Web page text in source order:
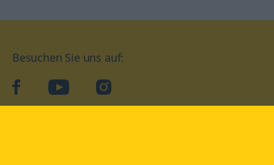
Besuchen Sie uns auf:
facebookYouTube Instagram